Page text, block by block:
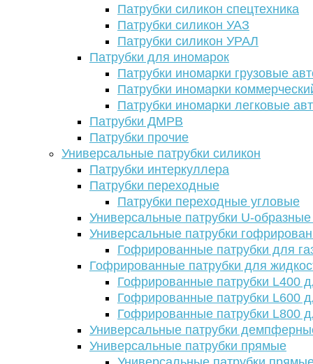
Патрубки силикон спецтехника
Патрубки силикон УАЗ
Патрубки силикон УРАЛ
Патрубки для иномарок
Патрубки иномарки грузовые
Патрубки иномарки
Патрубки иномарки легковые
Патрубки ДМРВ
Патрубки прочие
Универсальные патрубки силикон
Патрубки интеркуллера
Патрубки переходные
Патрубки переходные угловые
Универсальные патрубки U-
Универсальные патрубки
Гофрированные патрубки для
Гофрированные патрубки для
Гофрированные патрубки L400
Гофрированные патрубки L600
Гофрированные патрубки L800
Универсальные патрубки
Универсальные патрубки прямые